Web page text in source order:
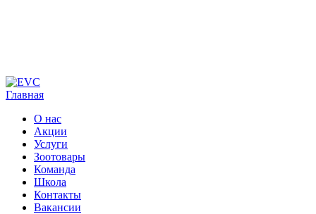
Главная
О нас
Акции
Услуги
Зоотовары
Команда
Школа
Контакты
Вакансии